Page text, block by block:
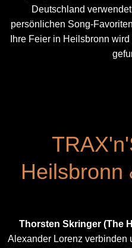
Deutschland
persönlichen Song-
Ihre Feier in Heilsbronn
Heilsbronn
Thorsten Skringer (The
Alexander Lorenz verbinden